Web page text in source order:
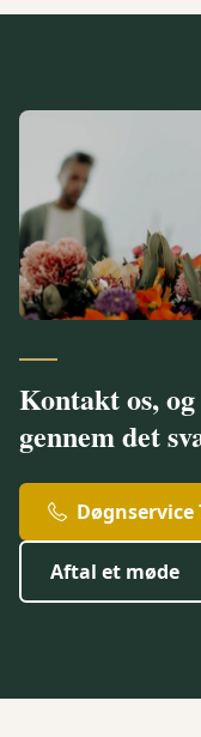
Kontakt os,
gennem det
Døgnservice
Aftal et møde